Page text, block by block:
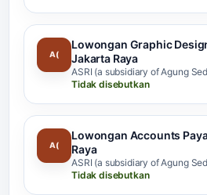
A(
Lowongan Graphic
Jakarta Raya
ASRI (a subsidiary of Agung
Tidak disebutkan
A(
Lowongan Accounts
Raya
ASRI (a subsidiary of Agung
Tidak disebutkan